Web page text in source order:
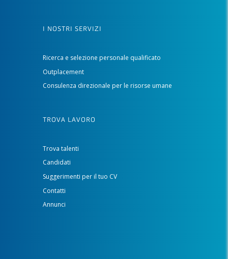
I NOSTRI SERVIZI
Ricerca e selezione personale qualificato
Outplacement
Consulenza direzionale per le risorse umane
TROVA LAVORO
Trova talenti
Candidati
Suggerimenti per il tuo CV
Contatti
Annunci